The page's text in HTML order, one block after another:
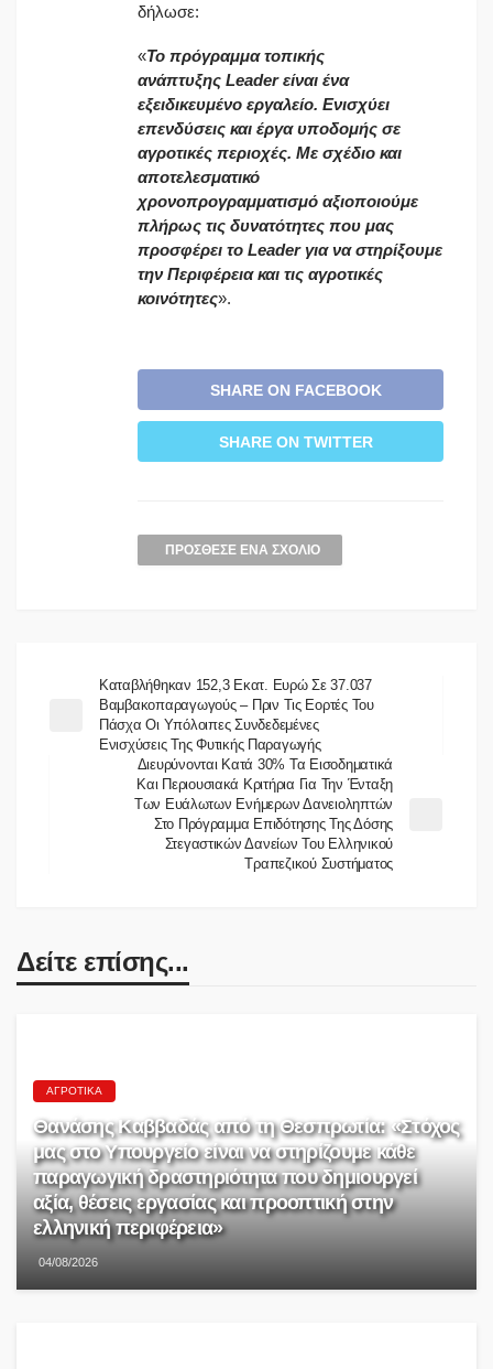
δήλωσε:
«To πρόγραμμα τοπικής
ανάπτυξης Leaderείναι ένα
εξειδικευμένο εργαλείο. Ενισχύει
επενδύσεις και έργα υποδομής σε
αγροτικές περιοχές. Με σχέδιο και
αποτελεσματικό
χρονοπρογραμματισμό αξιοποιούμε
πλήρως τις δυνατότητες που μας
προσφέρει το Leaderγια να στηρίξουμε
την Περιφέρεια και τις αγροτικές
κοινότητες».
SHARE ON FACEBOOK
SHARE ON TWITTER
ΠΡΌΣΘΕΣΕ ΈΝΑ ΣΧΌΛΙΟ
Καταβλήθηκαν 152,3 Εκατ. Ευρώ Σε 37.037
Βαμβακοπαραγωγούς – Πριν Τις Εορτές Του
Πάσχα Οι Υπόλοιπες Συνδεδεμένες
Ενισχύσεις Της Φυτικής Παραγωγής
Διευρύνονται Κατά 30% Τα Εισοδηματικά
Και Περιουσιακά Κριτήρια Για Την Ένταξη
Των Ευάλωτων Ενήμερων Δανειοληπτών
Στο Πρόγραμμα Επιδότησης Της Δόσης
Στεγαστικών Δανείων Του Ελληνικού
Τραπεζικού Συστήματος
Δείτε επίσης...
ΑΓΡΟΤΙΚΆ
Θανάσης Καββαδάς από τη Θεσπρωτία: «Στόχος
μας στο Υπουργείο είναι να στηρίζουμε κάθε
παραγωγική δραστηριότητα που δημιουργεί
αξία, θέσεις εργασίας και προοπτική στην
ελληνική περιφέρεια»
04/08/2026